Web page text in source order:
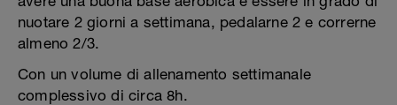
nuotare 2 giorni a settimana, pedalarne 2 e correrne
almeno 2/3.
Con un volume di allenamento settimanale
complessivo di circa 8h.